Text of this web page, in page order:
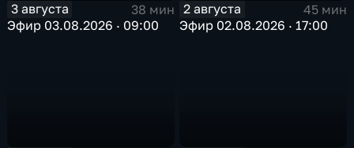
3 августа
38 мин
Эфир 03.08.2026 · 09:00
2 августа
45 мин
Эфир 02.08.2026 · 17:00